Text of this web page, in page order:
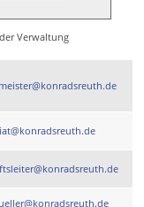
Verwaltung